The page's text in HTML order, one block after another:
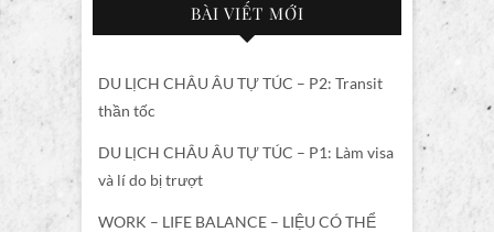
BÀI VIẾT MỚI
DU LỊCH CHÂU ÂU TỰ TÚC – P2: Transit
thần tốc
DU LỊCH CHÂU ÂU TỰ TÚC – P1: Làm visa
và lí do bị trượt
WORK – LIFE BALANCE – LIỆU CÓ THỂ